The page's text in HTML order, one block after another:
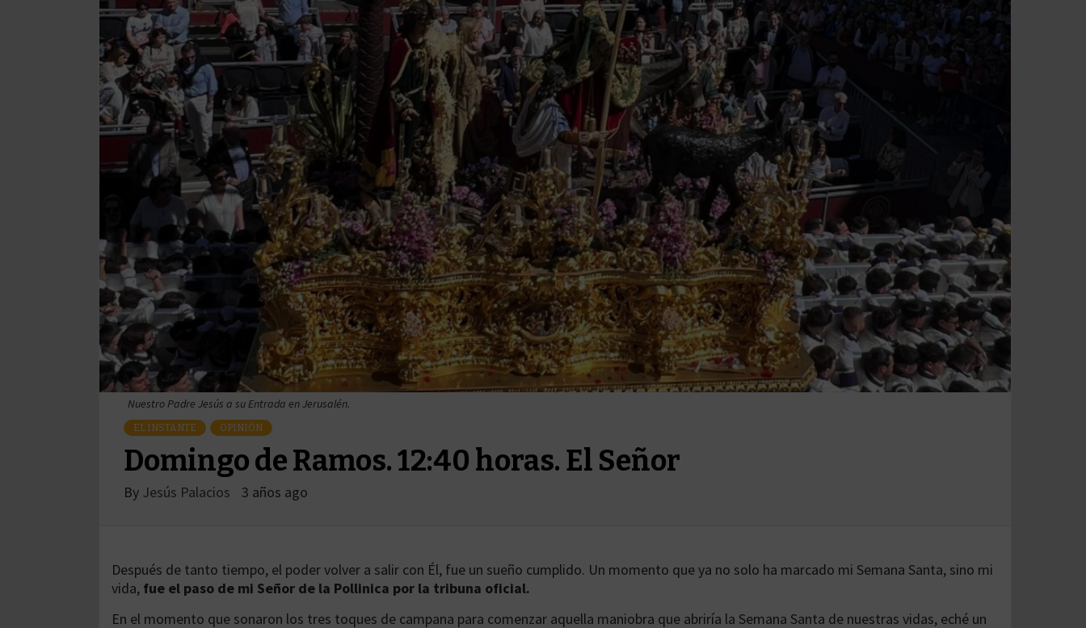
Nuestro Padre Jesús a su Entrada en Jerusalén.
EL INSTANTE OPINIÓN
Domingo de Ramos. 12:40 horas. El Señor
By Jesús Palacios 3 años ago
Después de tanto tiempo, el poder volver a salir con Él, fue un sueño cumplido. Un momento que ya no solo ha marcado mi Semana Santa, sino mi
vida, fue el paso de mi Señor de la Pollinica por la tribuna oficial.
En el momento que sonaron los tres toques de campana para comenzar aquella maniobra que abriría la Semana Santa de nuestras vidas, eché un